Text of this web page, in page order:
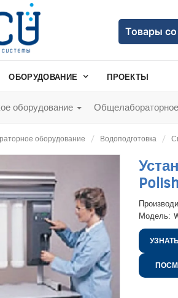
Товары
ОБОРУДОВАНИЕ ПРОЕКТЫ
оборудование
оборудование Водоподготовка
Модель: